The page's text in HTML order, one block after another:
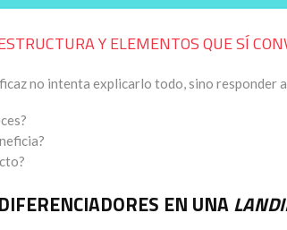
Y ELEMENTOS QUE SÍ
no intenta explicarlo todo, sino responder
EN UNA